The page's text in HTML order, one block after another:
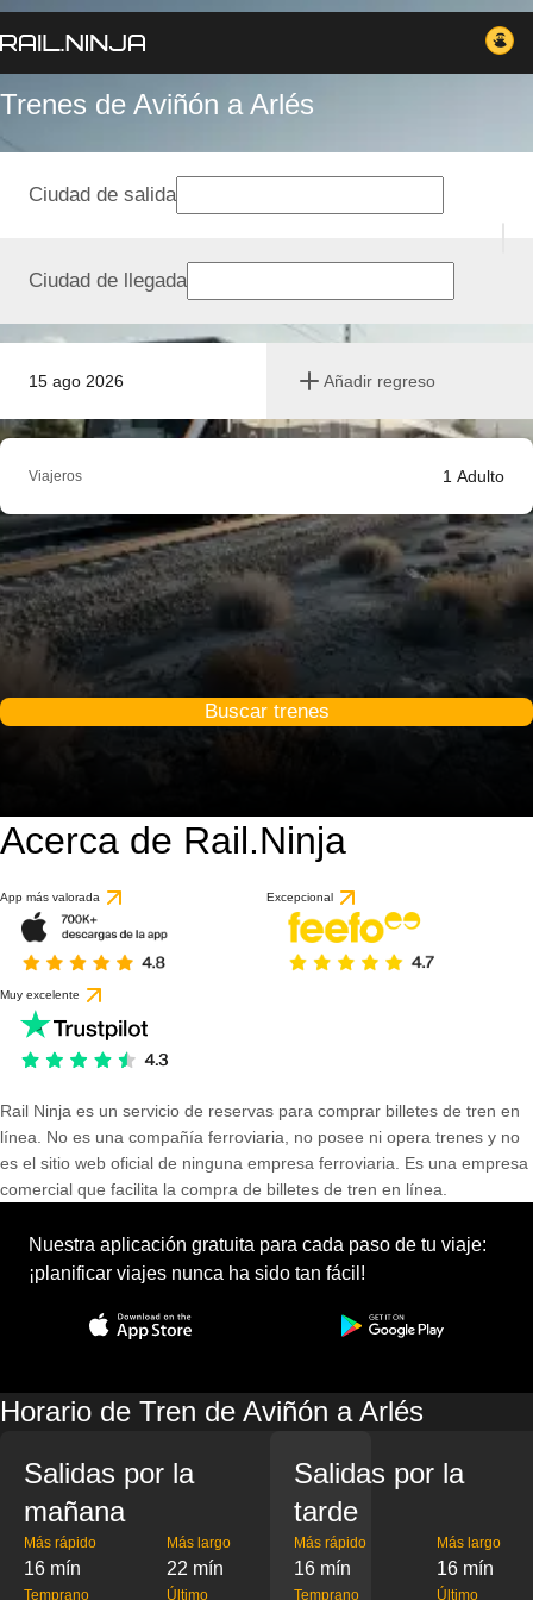
Trenes de Aviñón a Arlés
15 ago 2026 Añadir regreso
Ciudad de salida
Ciudad de llegada
Viajeros 1 Adulto
Buscar trenes
Acerca de Rail.Ninja
App más valorada Excepcional
Muy excelente
Rail Ninja es un servicio de reservas para comprar billetes de tren en
línea. No es una compañía ferroviaria, no posee ni opera trenes y no
es el sitio web oficial de ninguna empresa ferroviaria. Es una empresa
comercial que facilita la compra de billetes de tren en línea.
Nuestra aplicación gratuita para cada paso de tu viaje:
¡planificar viajes nunca ha sido tan fácil!
Horario de Tren de Aviñón a Arlés
Salidas por la
mañana
Más rápido
16 mín
Más largo
22 mín
Temprano Último
Salidas por la
tarde
Más rápido
16 mín
Más largo
16 mín
Temprano Último